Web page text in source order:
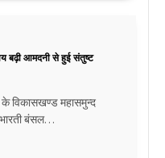
बढ़ी आमदनी से हुई संतुष्ट
विकासखण्ड महासमुन्द
भारती बंसल…